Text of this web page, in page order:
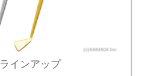
ラインアップ